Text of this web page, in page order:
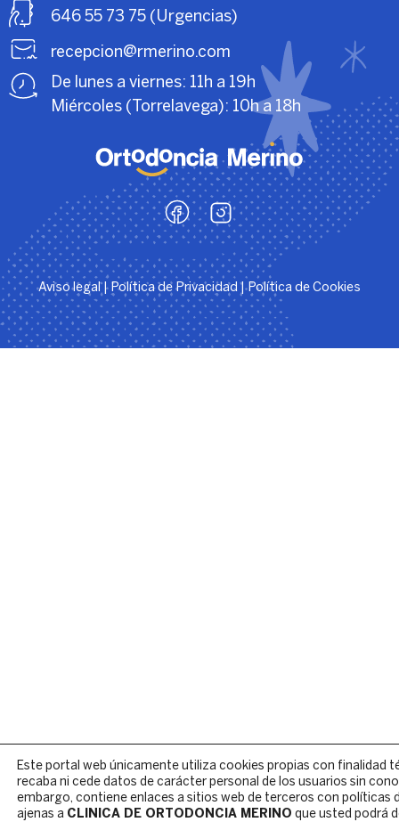
Aviso legal|Política de Privacidad|Política de Cookies
646 55 73 75 (Urgencias)
recepcion@rmerino.com
De lunes a viernes: 11h a 19h
Miércoles (Torrelavega): 10h a 18h
Este portal web únicamente utiliza cookies propias con finalidad
recaba ni cede datos de carácter personal de los usuarios sin
embargo, contiene enlaces a sitios web de terceros con políticas
ajenas a CLINICA DE ORTODONCIA MERINO que usted podrá